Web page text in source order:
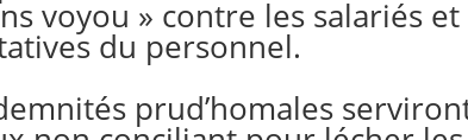
voyou » contre les salariés et
du personnel.
prud’homales